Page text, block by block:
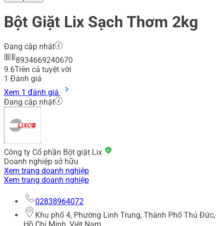
Bột Giặt Lix Sạch Thơm 2kg
Đang cập nhật
8934669240670
9.6Trên cả tuyệt vời
1 Đánh giá
Xem 1 đánh giá
Đang cập nhật
Công ty Cổ phần Bột giặt Lix
Doanh nghiệp sở hữu
Xem trang doanh nghiệp
Xem trang doanh nghiệp
02838964072
Khu phố 4, Phường Linh Trung, Thành Phố Thủ Đức,